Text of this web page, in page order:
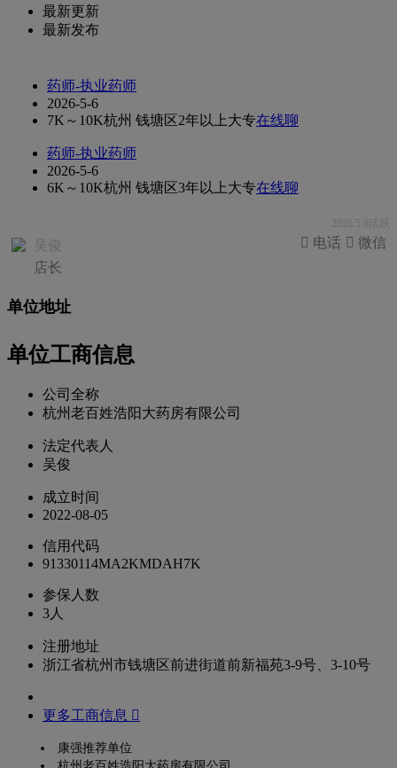
最新更新
最新发布
药师-执业药师
2026-5-6
7K～10K杭州 钱塘区2年以上大专在线聊
药师-执业药师
2026-5-6
6K～10K杭州 钱塘区3年以上大专在线聊
2026.5.6活跃
吴俊
店长
 微信
 电话
单位地址
单位工商信息
公司全称
杭州老百姓浩阳大药房有限公司
法定代表人
吴俊
成立时间
2022-08-05
信用代码
91330114MA2KMDAH7K
参保人数
3人
注册地址
浙江省杭州市钱塘区前进街道前新福苑3-9号、3-10号
更多工商信息 
康强推荐单位